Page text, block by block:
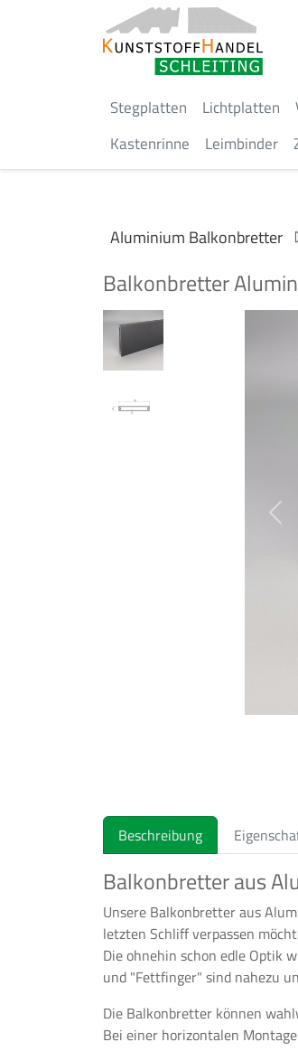
Stegplatten Lichtplatten
Kastenrinne
Leimbinder
Aluminium Balkonbretter
Balkonbretter
Beschreibung
Balkonbretter aus
Unsere Balkonbretter aus
letzten Schliff verpassen
Die ohnehin schon edle Optik
und "Fettfinger" sind nahezu
Die Balkonbretter können
Bei einer horizontalen